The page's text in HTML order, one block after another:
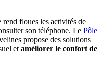
rend floues les activités de
son téléphone. Le Pôle
propose des solutions
et améliorer le confort de